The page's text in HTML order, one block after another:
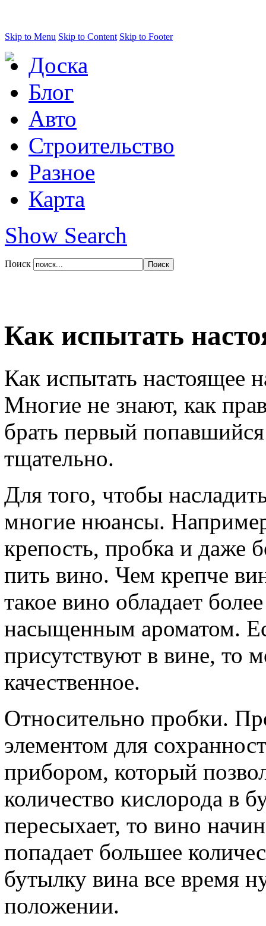
Skip to Menu Skip to Content Skip to Footer
Доска
Блог
Авто
Строительство
Разное
Карта
Show Search
Поиск
Как испытать
Как испытать настоящее
Многие не знают, как
брать первый
тщательно.
Для того, чтобы
многие нюансы.
крепость, пробка и даже
пить вино. Чем крепче
такое вино обладает
насыщенным ароматом.
присутствуют в вине, то
качественное.
Относительно пробки.
элементом для
прибором, который
количество кислорода в
пересыхает, то вино
попадает большее
бутылку вина все время
положении.